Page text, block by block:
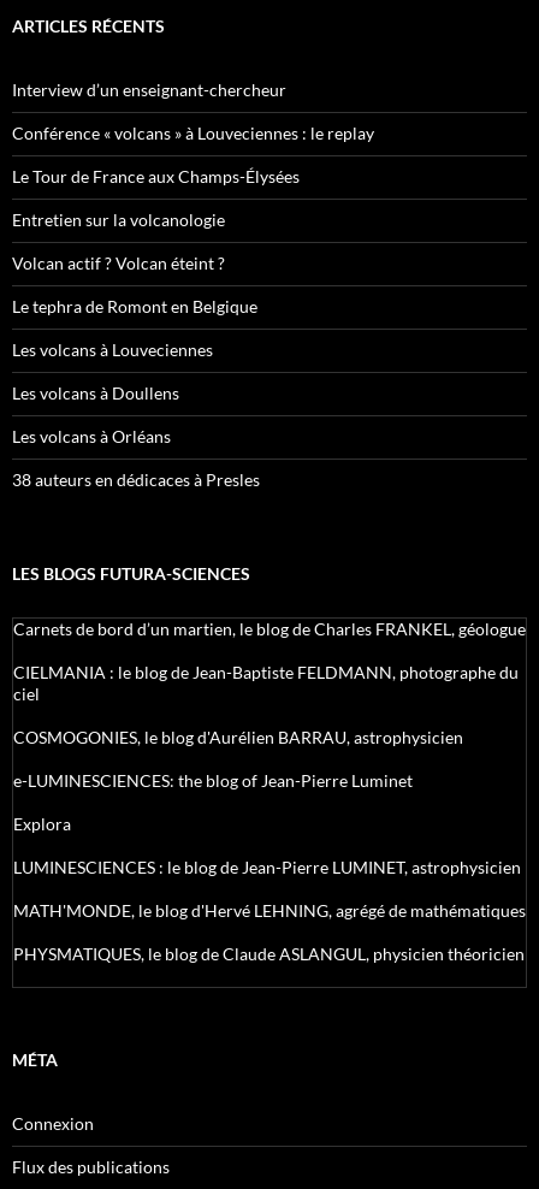
ARTICLES RÉCENTS
Interview d’un enseignant-chercheur
Conférence « volcans » à Louveciennes : le replay
Le Tour de France aux Champs-Élysées
Entretien sur la volcanologie
Volcan actif ? Volcan éteint ?
Le tephra de Romont en Belgique
Les volcans à Louveciennes
Les volcans à Doullens
Les volcans à Orléans
38 auteurs en dédicaces à Presles
LES BLOGS FUTURA-SCIENCES
Carnets de bord d’un martien, le blog de Charles FRANKEL, géologue
CIELMANIA : le blog de Jean-Baptiste FELDMANN, photographe du
ciel
COSMOGONIES, le blog d'Aurélien BARRAU, astrophysicien
e-LUMINESCIENCES: the blog of Jean-Pierre Luminet
Explora
LUMINESCIENCES : le blog de Jean-Pierre LUMINET, astrophysicien
MATH'MONDE, le blog d'Hervé LEHNING, agrégé de mathématiques
PHYSMATIQUES, le blog de Claude ASLANGUL, physicien théoricien
MÉTA
Connexion
Flux des publications